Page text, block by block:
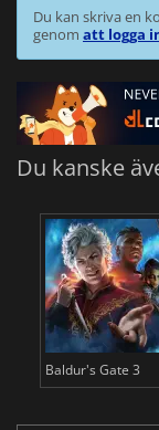
Du kan skriva en
genom att logga
Du kanske
Baldur's Gate 3